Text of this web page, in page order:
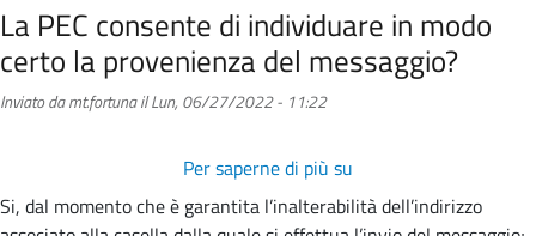
inviare
un
messaggio
abbia
una
La PEC consente di individuare in modo
certo la provenienza del messaggio?
Inviato damt.fortunailLun, 06/27/2022 - 11:22
Per saperne di più su
PEC
consente
Si, dal momento che è garantita l’inalterabilità dell’indirizzo